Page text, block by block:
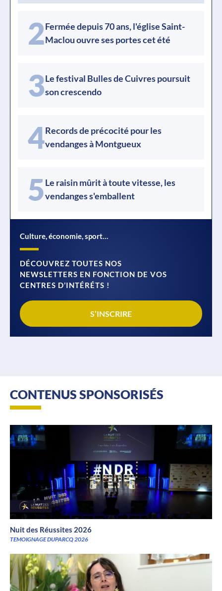
2Fermée depuis 70 ans, l'église Saint-
Maclou ouvre ses portes cet été
3Le festival Bulles de Cuivres poursuit
son crescendo
4Records de précocité pour les
vendanges à Montgueux
5Le raisin mûrit à toute vitesse, les
vendanges s'emballent
Culture, économie, sport…
DÉCOUVREZ TOUTES NOS
NEWSLETTERS EN FONCTION DE VOS
CENTRES D’INTÉRÉTS !
S’INSCRIRE
CONTENUS SPONSORISÉS
Nuit des Réussites 2026
TEMOIGNAGE DUPARCQ 2026